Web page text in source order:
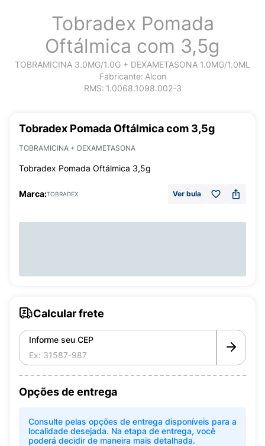
Tobradex Pomada
Oftálmica com 3,5g
TOBRAMICINA 3.0MG/1.0G + DEXAMETASONA 1.0MG/1.0ML
Fabricante: Alcon
RMS: 1.0068.1098.002-3
Tobradex Pomada Oftálmica com 3,5g
TOBRAMICINA + DEXAMETASONA
Tobradex Pomada Oftálmica 3,5g
Marca:TOBRADEX Ver bula
Calcular frete
Informe seu CEP
Opções de entrega
Consulte pelas opções de entrega disponíveis para a
localidade desejada. Na etapa de entrega, você
poderá decidir de maneira mais detalhada.